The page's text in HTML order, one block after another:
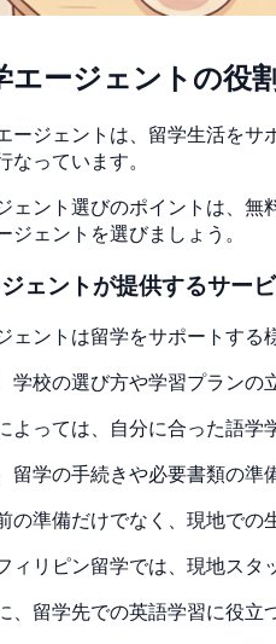
エージェントの役
ージェントは、留学生活をサ
なっています。
ェント選びのポイントは、無
ジェントを選びましょう。
ェントが提供するサー
ェントは留学をサポートする
学校の選び方や学習プランの
よっては、自分に合った語学
留学の手続きや必要書類の準
の準備だけでなく、現地での
ィリピン留学では、現地スタ
、留学先での英語学習に役立